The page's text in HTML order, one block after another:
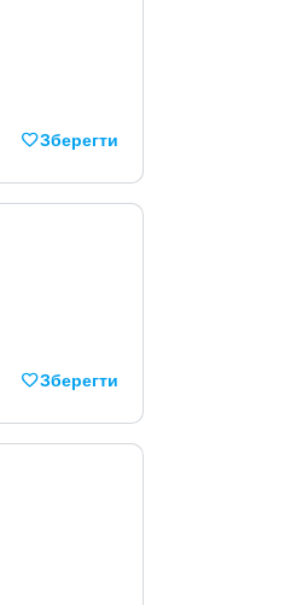
Зберегти
Зберегти